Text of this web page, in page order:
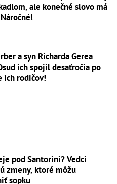
ale konečné slovo má
a syn Richarda Gerea
ich spojil desaťročia po
ich rodičov!
pod Santorini? Vedci
zmeny, ktoré môžu
sopku